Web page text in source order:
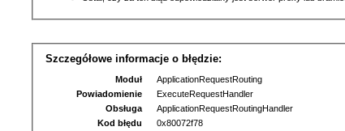
Szczegółowe informacje o błędzie:
Moduł
ApplicationRequestRouting
Powiadomienie
ExecuteRequestHandler
Obsługa
ApplicationRequestRoutingHandler
Kod błędu
0x80072f78